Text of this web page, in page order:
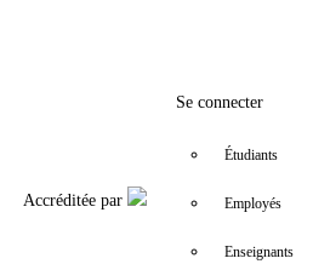
Accréditée par
Se connecter
Étudiants
Employés
Enseignants